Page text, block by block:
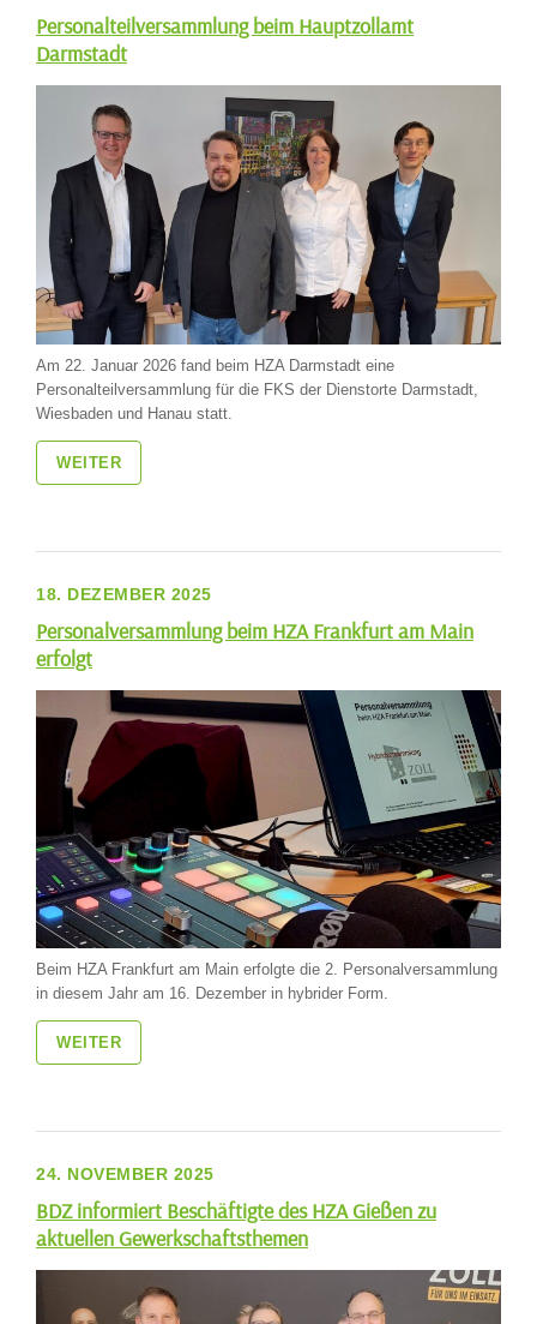
Personalteilversammlung beim Hauptzollamt
Darmstadt
Am 22. Januar 2026 fand beim HZA Darmstadt eine
Personalteilversammlung für die FKS der Dienstorte Darmstadt,
Wiesbaden und Hanau statt.
WEITER
18. DEZEMBER 2025
Personalversammlung beim HZA Frankfurt am Main
erfolgt
Beim HZA Frankfurt am Main erfolgte die 2. Personalversammlung
in diesem Jahr am 16. Dezember in hybrider Form.
WEITER
24. NOVEMBER 2025
BDZ informiert Beschäftigte des HZA Gießen zu
aktuellen Gewerkschaftsthemen